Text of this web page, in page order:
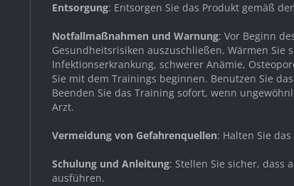
Entsorgung: Entsorgen Sie das Produkt gemäß
Notfallmaßnahmen und Warnung: Vor Beginn
Gesundheitsrisiken auszuschließen. Wärmen
Infektionserkrankung, schwerer Anämie,
Sie mit dem Trainings beginnen. Benutzen Sie
Beenden Sie das Training sofort, wenn
Arzt.
Vermeidung von Gefahrenquellen: Halten Sie
Schulung und Anleitung: Stellen Sie sicher, dass
ausführen.